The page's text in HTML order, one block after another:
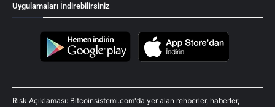
Uygulamaları İndirebilirsiniz
Risk Açıklaması: Bitcoinsistemi.com'da yer alan rehberler, haberler,